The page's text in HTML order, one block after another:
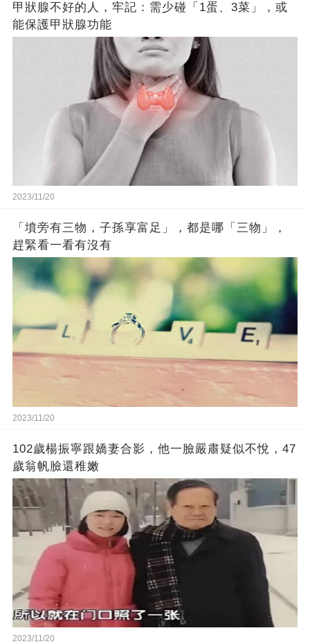
甲狀腺不好的人，牢記：需少碰「1蛋、3菜」，或
能保護甲狀腺功能
2023/11/20
「墳旁有三物，子孫享富足」，都是哪「三物」，
趕緊看一看有沒有
2023/11/20
102歲楊振寧跟嬌妻合影，他一臉嚴肅疑似不悅，47
歲翁帆臉還稚嫩
2023/11/20